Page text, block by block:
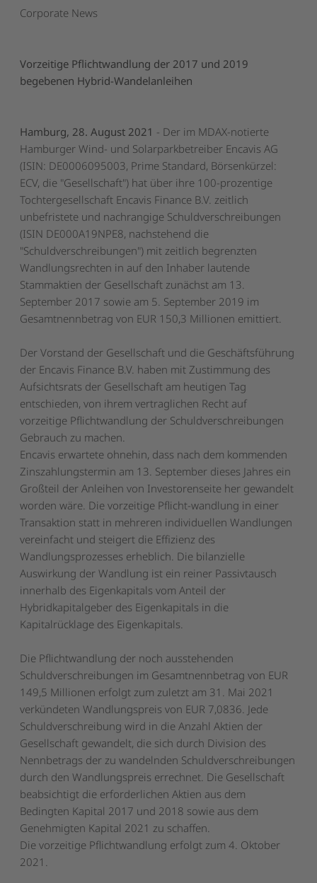
Corporate News
Vorzeitige Pflichtwandlung der 2017 und 2019
begebenen Hybrid-Wandelanleihen
Hamburg, 28. August 2021 - Der im MDAX-notierte
Hamburger Wind- und Solarparkbetreiber Encavis AG
(ISIN: DE0006095003, Prime Standard, Börsenkürzel:
ECV, die "Gesellschaft") hat über ihre 100-prozentige
Tochtergesellschaft Encavis Finance B.V. zeitlich
unbefristete und nachrangige Schuldverschreibungen
(ISIN DE000A19NPE8, nachstehend die
"Schuldverschreibungen") mit zeitlich begrenzten
Wandlungsrechten in auf den Inhaber lautende
Stammaktien der Gesellschaft zunächst am 13.
September 2017 sowie am 5. September 2019 im
Gesamtnennbetrag von EUR 150,3 Millionen emittiert.
Der Vorstand der Gesellschaft und die Geschäftsführung
der Encavis Finance B.V. haben mit Zustimmung des
Aufsichtsrats der Gesellschaft am heutigen Tag
entschieden, von ihrem vertraglichen Recht auf
vorzeitige Pflichtwandlung der Schuldverschreibungen
Gebrauch zu machen.
Encavis erwartete ohnehin, dass nach dem kommenden
Zinszahlungstermin am 13. September dieses Jahres ein
Großteil der Anleihen von Investorenseite her gewandelt
worden wäre. Die vorzeitige Pflicht-wandlung in einer
Transaktion statt in mehreren individuellen Wandlungen
vereinfacht und steigert die Effizienz des
Wandlungsprozesses erheblich. Die bilanzielle
Auswirkung der Wandlung ist ein reiner Passivtausch
innerhalb des Eigenkapitals vom Anteil der
Hybridkapitalgeber des Eigenkapitals in die
Kapitalrücklage des Eigenkapitals.
Die Pflichtwandlung der noch ausstehenden
Schuldverschreibungen im Gesamtnennbetrag von EUR
149,5 Millionen erfolgt zum zuletzt am 31. Mai 2021
verkündeten Wandlungspreis von EUR 7,0836. Jede
Schuldverschreibung wird in die Anzahl Aktien der
Gesellschaft gewandelt, die sich durch Division des
Nennbetrags der zu wandelnden Schuldverschreibungen
durch den Wandlungspreis errechnet. Die Gesellschaft
beabsichtigt die erforderlichen Aktien aus dem
Bedingten Kapital 2017 und 2018 sowie aus dem
Genehmigten Kapital 2021 zu schaffen.
Die vorzeitige Pflichtwandlung erfolgt zum 4. Oktober
2021.